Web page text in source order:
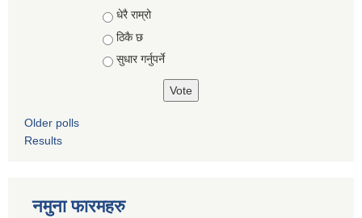
Choices
धेरै राम्रो
ठिकै छ
सुधार गर्नुपर्ने
Older polls
Results
नमुना फारमहरु